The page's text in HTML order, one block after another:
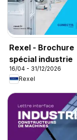
Rexel - Brochure
spécial industrie
16/04 - 31/12/2026
Rexel